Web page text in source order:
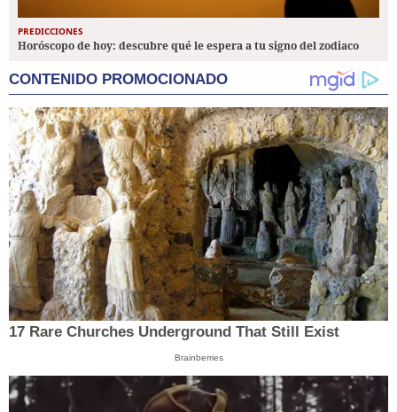
PREDICCIONES
Horóscopo de hoy: descubre qué le espera a tu signo del zodiaco
CONTENIDO PROMOCIONADO
17 Rare Churches Underground That Still Exist
Brainberries